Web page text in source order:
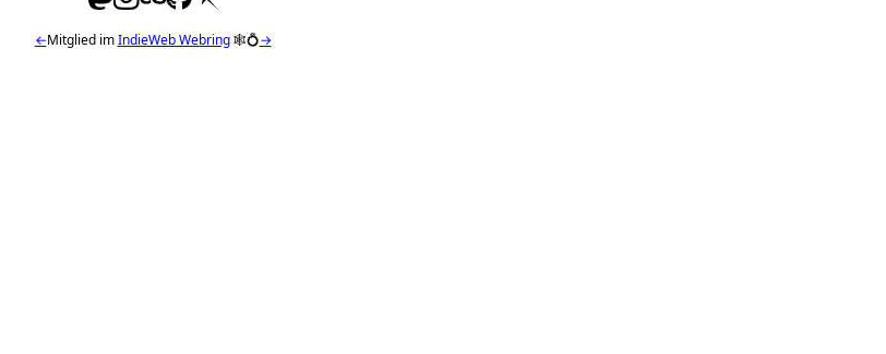
←Mitglied imIndieWeb Webring🕸💍→